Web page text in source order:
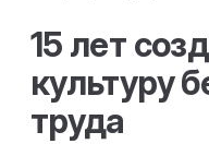
15 лет
культуру
труда